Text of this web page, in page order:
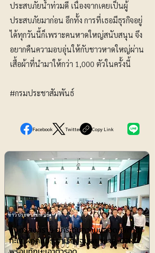
ประสบภัยน้ำท่วมดี เนื่องจากเคยเป็นผู้
ประสบภัยมาก่อน อีกทั้ง การที่เธอมีธุรกิจอยู่
ได้ทุกวันนี้ก็เพราะคนหาดใหญ่สนับสนุน จึง
อยากคืนความอบอุ่นให้กับชาวหาดใหญ่ผ่าน
เสื้อผ้าที่นำมาให้กว่า 1,000 ตัวในครั้งนี้
#กรมประชาสัมพันธ์
Facebook Twitter Copy Link
สมุทรสงคราม ยกระดับความปลอดภัยทาง
ทะเล ฝึกคนประจำเรือปฐมพยาบาล-CPR
ข่าวประชาสัมพันธ์